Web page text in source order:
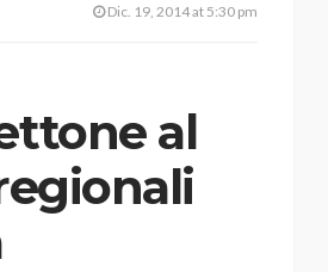
Dic. 19, 2014 at 5:30 pm
al